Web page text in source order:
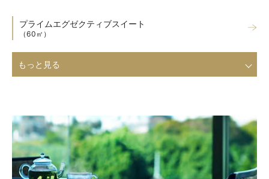
プライムエグゼクティブスイート
（60㎡）